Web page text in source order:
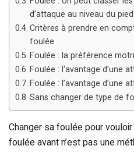
d’attaque au niveau du pied
Critères à prendre en
foulée
Foulée : la préférence
Foulée : l‘avantage d’une
Foulée : l’avantage d’une
Sans changer de type de
Changer sa foulée pour
foulée avant n’est pas une